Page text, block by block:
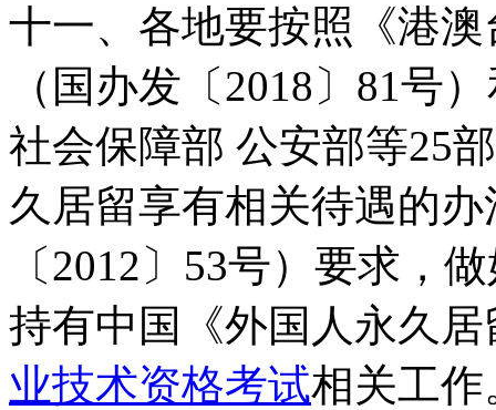
十一、各地要按照《港
（国办发〔2018〕81号
社会保障部 公安部等25
久居留享有相关待遇的
〔2012〕53号）要求，
持有中国《外国人永久
业技术资格考试相关工作